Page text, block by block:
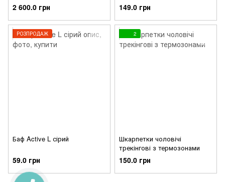
2 600.0 грн 149.0 грн
РОЗПРОДАЖ
Баф Active L сірий
59.0 грн
2
Шкарпетки чоловічі
трекінгові з термозонами
150.0 грн